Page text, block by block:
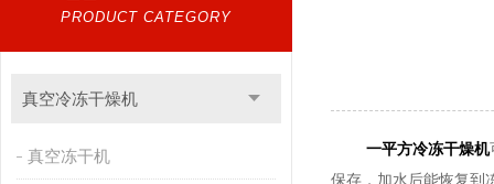
PRODUCT CATEGORY
真空冷冻干燥机
真空冻干机 一平方冷冻干燥机
保存，加水后能恢复到